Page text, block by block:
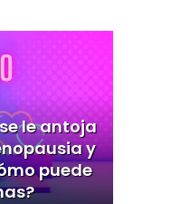
le antoja
y
puede